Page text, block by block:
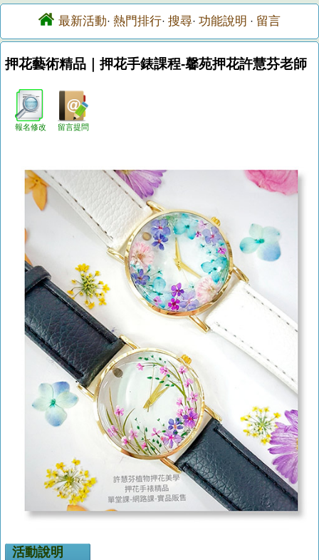
最新活動· 熱門排行· 搜尋· 功能說明 · 留言
押花藝術精品｜押花手錶課程-馨苑押花許慧芬老師
報名修改 留言提問
活動說明